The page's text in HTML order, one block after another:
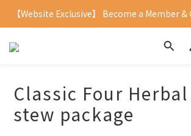
【Website Exclusive】 Become a Member
Classic Four Herbal
stew package